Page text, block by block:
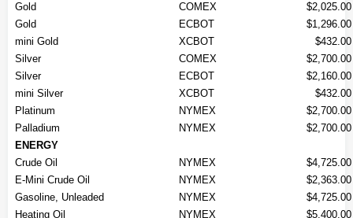
Gold
COMEX
$2,025.00
Gold
ECBOT
$1,296.00
mini Gold
XCBOT
$432.00
Silver
COMEX
$2,700.00
Silver
ECBOT
$2,160.00
mini Silver
XCBOT
$432.00
Platinum
NYMEX
$2,700.00
Palladium
NYMEX
$2,700.00
ENERGY
Crude Oil
NYMEX
$4,725.00
E-Mini Crude Oil
NYMEX
$2,363.00
Gasoline, Unleaded
NYMEX
$4,725.00
Heating Oil
NYMEX
$5,400.00